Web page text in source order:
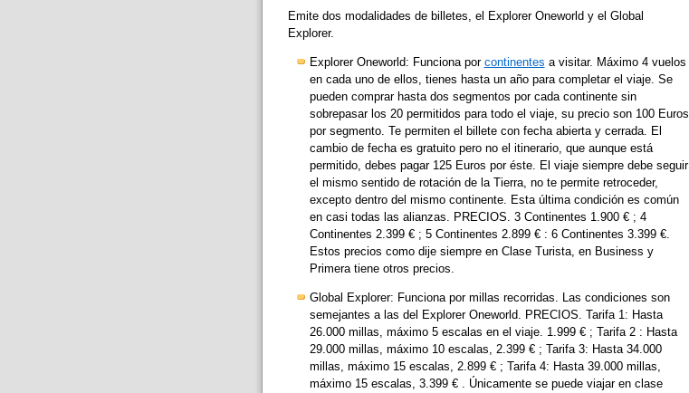
Emite dos modalidades de billetes, el Explorer Oneworld y el Global
Explorer.
Explorer Oneworld: Funciona por continentes a visitar. Máximo 4 vuelos
en cada uno de ellos, tienes hasta un año para completar el viaje. Se
pueden comprar hasta dos segmentos por cada continente sin
sobrepasar los 20 permitidos para todo el viaje, su precio son 100 Euros
por segmento. Te permiten el billete con fecha abierta y cerrada. El
cambio de fecha es gratuito pero no el itinerario, que aunque está
permitido, debes pagar 125 Euros por éste. El viaje siempre debe seguir
el mismo sentido de rotación de la Tierra, no te permite retroceder,
excepto dentro del mismo continente. Esta última condición es común
en casi todas las alianzas. PRECIOS. 3 Continentes 1.900 € ; 4
Continentes 2.399 € ; 5 Continentes 2.899 € : 6 Continentes 3.399 €.
Estos precios como dije siempre en Clase Turista, en Business y
Primera tiene otros precios.
Global Explorer: Funciona por millas recorridas. Las condiciones son
semejantes a las del Explorer Oneworld. PRECIOS. Tarifa 1: Hasta
26.000 millas, máximo 5 escalas en el viaje. 1.999 € ; Tarifa 2 : Hasta
29.000 millas, máximo 10 escalas, 2.399 € ; Tarifa 3: Hasta 34.000
millas, máximo 15 escalas, 2.899 € ; Tarifa 4: Hasta 39.000 millas,
máximo 15 escalas, 3.399 € . Únicamente se puede viajar en clase